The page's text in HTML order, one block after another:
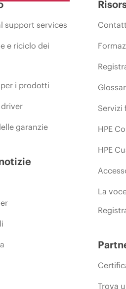
support services
e riciclo dei
i prodotti
garanzie
Servizi
HPE
HPE
La
Trova